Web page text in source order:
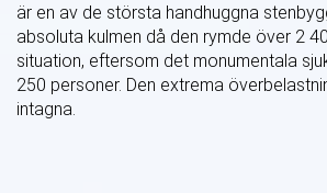
är en av de största handhuggna
absoluta kulmen då den rymde över 2
situation, eftersom det monumentala
250 personer. Den extrema
intagna.